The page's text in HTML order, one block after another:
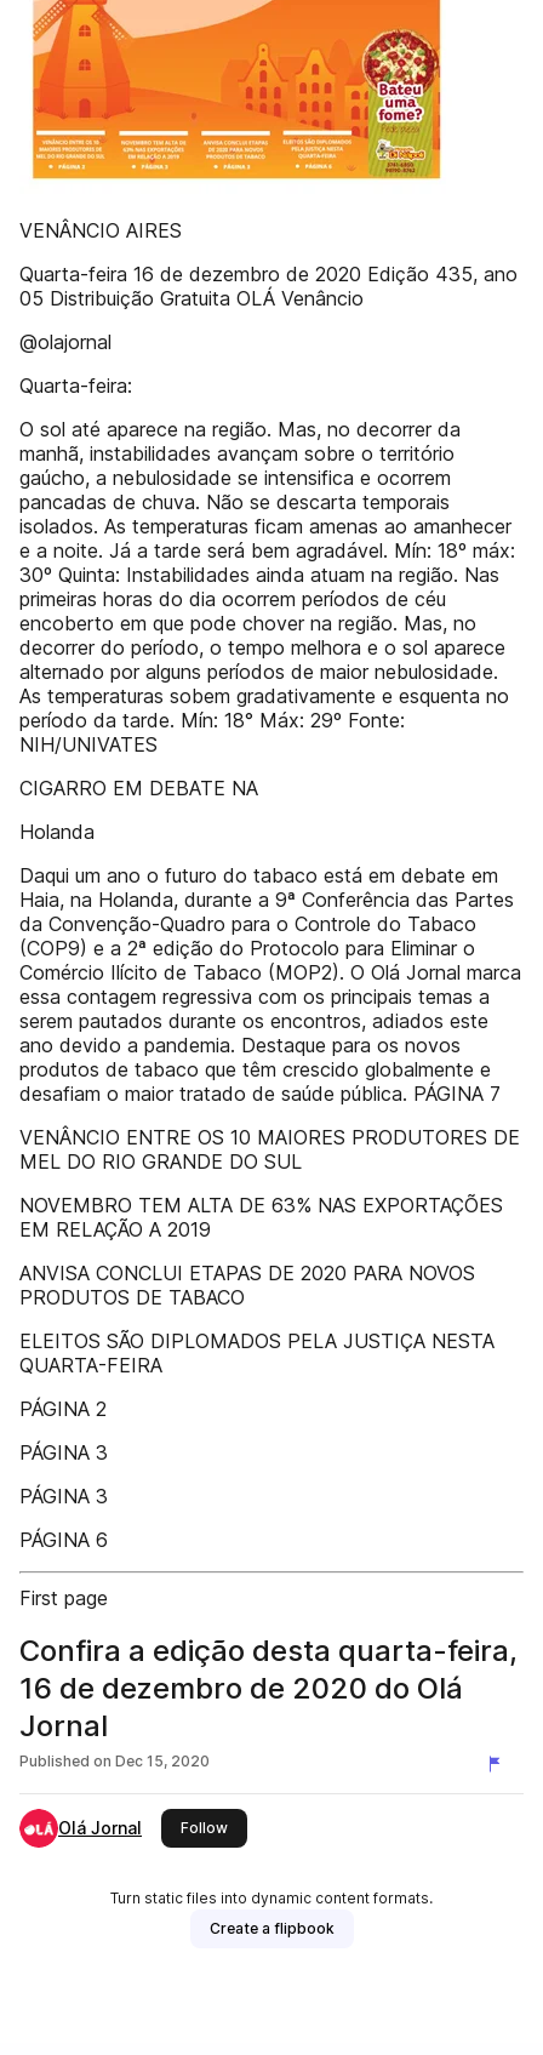
VENÂNCIO AIRES
Quarta-feira 16 de dezembro de 2020 Edição 435, ano
05 Distribuição Gratuita OLÁ Venâncio
@olajornal
Quarta-feira:
O sol até aparece na região. Mas, no decorrer da
manhã, instabilidades avançam sobre o território
gaúcho, a nebulosidade se intensifica e ocorrem
pancadas de chuva. Não se descarta temporais
isolados. As temperaturas ficam amenas ao amanhecer
e a noite. Já a tarde será bem agradável. Mín: 18º máx:
30º Quinta: Instabilidades ainda atuam na região. Nas
primeiras horas do dia ocorrem períodos de céu
encoberto em que pode chover na região. Mas, no
decorrer do período, o tempo melhora e o sol aparece
alternado por alguns períodos de maior nebulosidade.
As temperaturas sobem gradativamente e esquenta no
período da tarde. Mín: 18° Máx: 29º Fonte:
NIH/UNIVATES
CIGARRO EM DEBATE NA
Holanda
Daqui um ano o futuro do tabaco está em debate em
Haia, na Holanda, durante a 9ª Conferência das Partes
da Convenção-Quadro para o Controle do Tabaco
(COP9) e a 2ª edição do Protocolo para Eliminar o
Comércio Ilícito de Tabaco (MOP2). O Olá Jornal marca
essa contagem regressiva com os principais temas a
serem pautados durante os encontros, adiados este
ano devido a pandemia. Destaque para os novos
produtos de tabaco que têm crescido globalmente e
desafiam o maior tratado de saúde pública. PÁGINA 7
VENÂNCIO ENTRE OS 10 MAIORES PRODUTORES DE
MEL DO RIO GRANDE DO SUL
NOVEMBRO TEM ALTA DE 63% NAS EXPORTAÇÕES
EM RELAÇÃO A 2019
ANVISA CONCLUI ETAPAS DE 2020 PARA NOVOS
PRODUTOS DE TABACO
ELEITOS SÃO DIPLOMADOS PELA JUSTIÇA NESTA
QUARTA-FEIRA
PÁGINA 2
PÁGINA 3
PÁGINA 3
PÁGINA 6
First page
Confira a edição desta quarta-feira,
16 de dezembro de 2020 do Olá
Jornal
Published on Dec 15, 2020
Olá Jornal Followthis publisher
Turn static files into dynamic content formats.
Create a flipbook